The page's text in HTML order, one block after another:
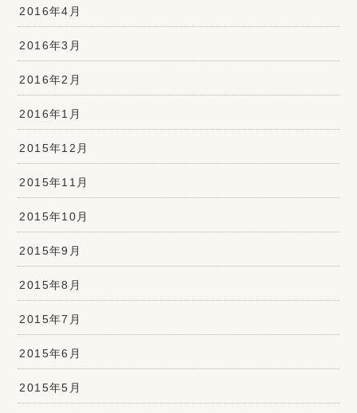
2016年4月
2016年3月
2016年2月
2016年1月
2015年12月
2015年11月
2015年10月
2015年9月
2015年8月
2015年7月
2015年6月
2015年5月